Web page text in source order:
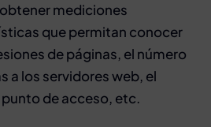
mediciones
que permitan conocer
de páginas, el número
a los servidores web, el
de acceso, etc.